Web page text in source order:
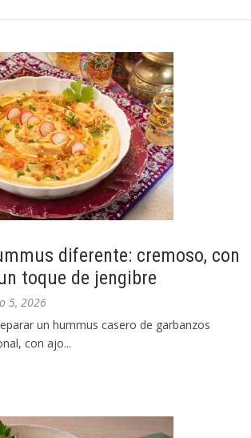
diferente: cremoso, con
toque de jengibre
5, 2026
un hummus casero de garbanzos
con ajo...